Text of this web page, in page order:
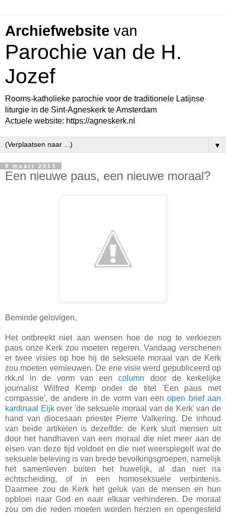
Archiefwebsite van
Parochie van de H.
Jozef
Rooms-katholieke parochie voor de traditionele Latijnse
liturgie in de Sint-Agneskerk te Amsterdam
Actuele website: https://agneskerk.nl
▼
9 maart 2013
Een nieuwe paus, een nieuwe moraal?
Beminde gelovigen,
Het ontbreekt niet aan wensen hoe de nog te verkiezen
paus onze Kerk zou moeten regeren. Vandaag verschenen
er twee visies op hoe hij de seksuele moraal van de Kerk
zou moeten vernieuwen. De ene visie werd gepubliceerd op
rkk.nl in de vorm van eencolumn door de kerkelijke
journalist Wilfred Kemp onder de titel 'Een paus met
compassie', de andere in de vorm van eenopen brief aan
kardinaal Eijkover 'de seksuele moraal van de Kerk' van de
hand van diocesaan priester Pierre Valkering. De inhoud
van beide artikelen is dezelfde: de Kerk sluit mensen uit
door het handhaven van een moraal die niet meer aan de
eisen van deze tijd voldoet en die niet weerspiegelt wat de
seksuele beleving is van brede bevolkingsgroepen, namelijk
het samenleven buiten het huwelijk, al dan niet na
echtscheiding, of in een homoseksuele verbintenis.
Daarmee zou de Kerk het geluk van de mensen en hun
opbloei naar God en naar elkaar verhinderen. De moraal
zou om die reden moeten worden herzien en opengesteld